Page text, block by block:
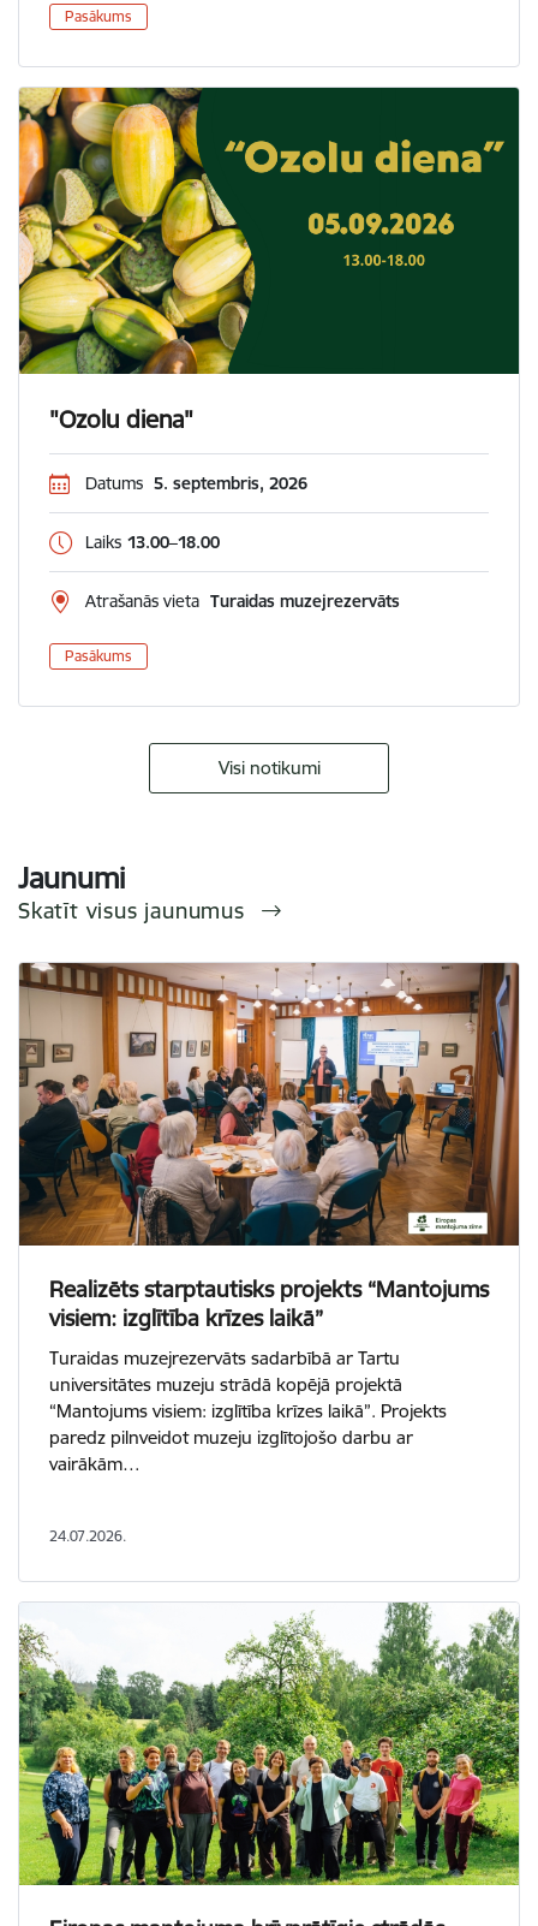
Pasākums
"Ozolu diena"
Datums 5. septembris, 2026
Laiks 13.00–18.00
Atrašanās vieta Turaidas muzejrezervāts
Pasākums
Visi notikumi
Jaunumi
Skatīt visus jaunumus
Realizēts starptautisks projekts “Mantojums
visiem: izglītība krīzes laikā”
Turaidas muzejrezervāts sadarbībā ar Tartu
universitātes muzeju strādā kopējā projektā
“Mantojums visiem: izglītība krīzes laikā”. Projekts
paredz pilnveidot muzeju izglītojošo darbu ar
vairākām…
24.07.2026.